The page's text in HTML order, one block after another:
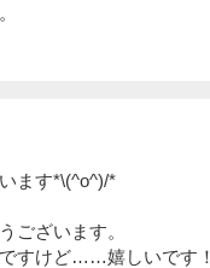
ます*\(^o^)/*
ございます。
すけど……嬉しいです！